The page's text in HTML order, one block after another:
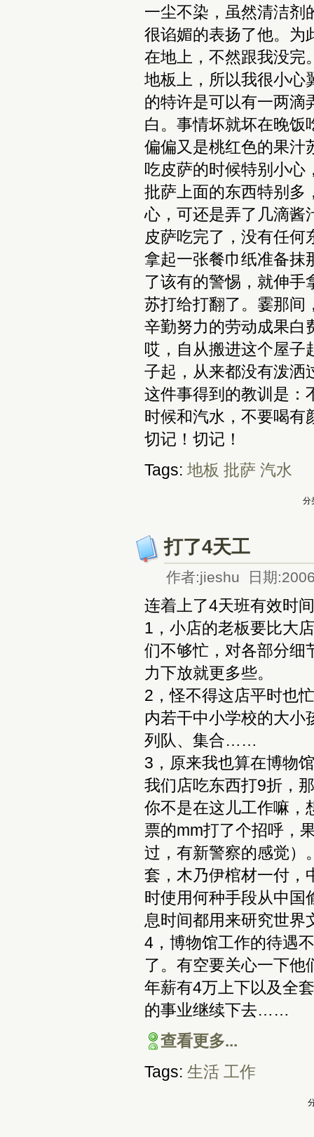
一尘不染，虽然清洁剂
很谄媚的表扬了他。为
在地上，不然跟我没完
地板上，所以我很小心
的特许是可以有一两滴
白。事情坏就坏在晚饭
偏偏又是桃红色的果汁
吃皮萨的时候特别小心
批萨上面的东西特别多
心，可还是弄了几滴酱
皮萨吃完了，没有任何
拿起一张餐巾纸准备抹
了该有的警惕，就伸手
苏打给打翻了。霎那间
辛勤努力的劳动成果白
哎，自从搬进这个屋子
子起，从来都没有泼洒
这件事得到的教训是：
时候和汽水，不要喝有
切记！切记！
Tags: 地板 批萨 汽水
分
打了4天工
作者:jieshu 日期
连着上了4天班有效时
1，小店的老板要比大
们不够忙，对各部分细
力下放就更多些。
2，怪不得这店平时也
内若干中小学校的大小
列队、集合……
3，原来我也算在博物
我们店吃东西打9折，
你不是在这儿工作嘛，
票的mm打了个招呼，
过，有新警察的感觉）
套，木乃伊棺材一付，
时使用何种手段从中国
息时间都用来研究世界
4，博物馆工作的待遇
了。有空要关心一下他
年薪有4万上下以及全
的事业继续下去……
查看更多...
Tags: 生活 工作